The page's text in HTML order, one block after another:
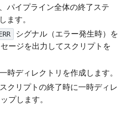
パイプライン全体の終了ステ
ます。
シグナル（エラー発生時）を
ージを出力してスクリプトを
時ディレクトリを作成します。
クリプトの終了時に一時ディレ
プします。